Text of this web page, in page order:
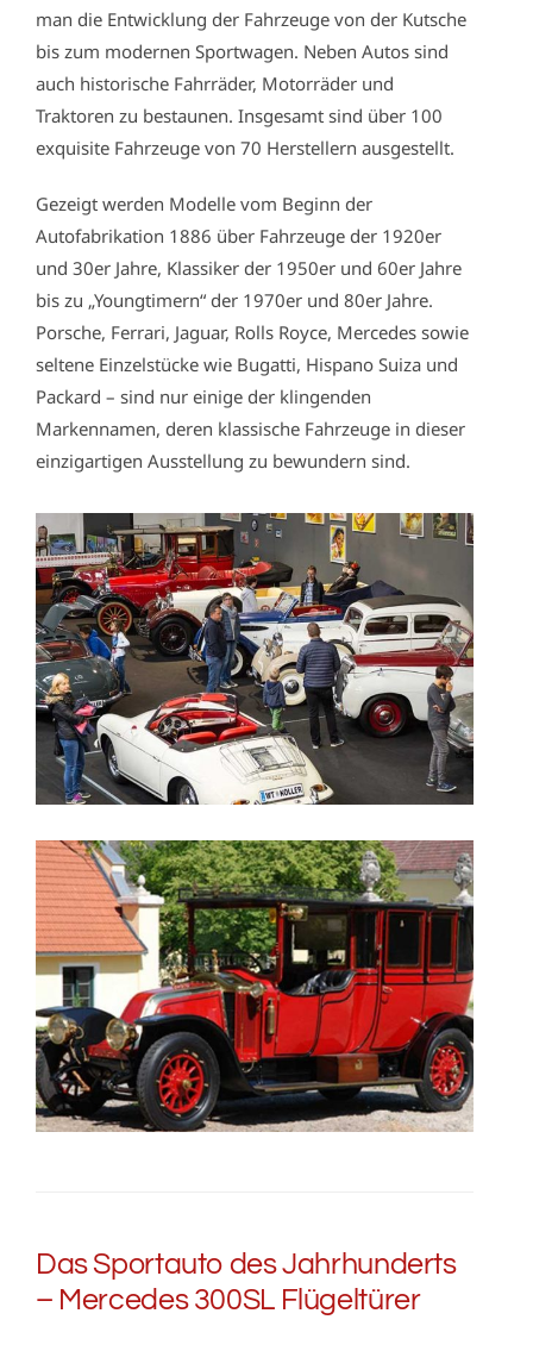
man die Entwicklung der Fahrzeuge von der Kutsche
bis zum modernen Sportwagen. Neben Autos sind
auch historische Fahrräder, Motorräder und
Traktoren zu bestaunen. Insgesamt sind über 100
exquisite Fahrzeuge von 70 Herstellern ausgestellt.
Gezeigt werden Modelle vom Beginn der
Autofabrikation 1886 über Fahrzeuge der 1920er
und 30er Jahre, Klassiker der 1950er und 60er Jahre
bis zu „Youngtimern“ der 1970er und 80er Jahre.
Porsche, Ferrari, Jaguar, Rolls Royce, Mercedes sowie
seltene Einzelstücke wie Bugatti, Hispano Suiza und
Packard – sind nur einige der klingenden
Markennamen, deren klassische Fahrzeuge in dieser
einzigartigen Ausstellung zu bewundern sind.
Das Sportauto des Jahrhunderts
– Mercedes 300SL Flügeltürer